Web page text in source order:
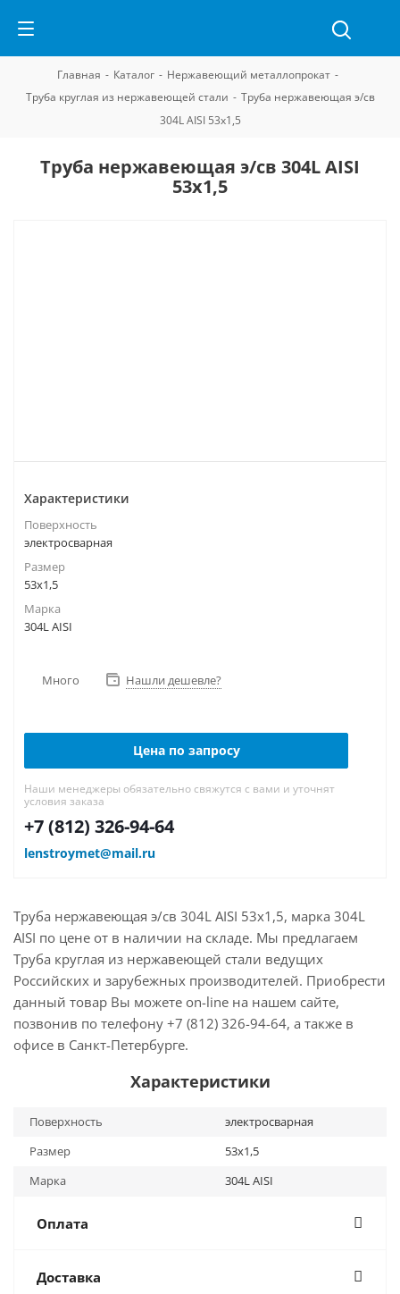
Главная - Каталог - Нержавеющий металлопрокат -
Труба круглая из нержавеющей стали - Труба нержавеющая э/св
304L AISI 53х1,5
Труба нержавеющая э/св 304L AISI
53х1,5
Характеристики
Поверхность
электросварная
Размер
53х1,5
Марка
304L AISI
Много Нашли дешевле?
Цена по запросу
Наши менеджеры обязательно свяжутся с вами и уточнят
условия заказа
+7 (812) 326-94-64
lenstroymet@mail.ru
Труба нержавеющая э/св 304L AISI 53х1,5, марка 304L
AISI по цене от в наличии на складе. Мы предлагаем
Труба круглая из нержавеющей стали ведущих
Российских и зарубежных производителей. Приобрести
данный товар Вы можете on-line на нашем сайте,
позвонив по телефону +7 (812) 326-94-64, а также в
офисе в Санкт-Петербурге.
Характеристики
Поверхность
электросварная
Размер
53х1,5
Марка
304L AISI
Оплата
Доставка